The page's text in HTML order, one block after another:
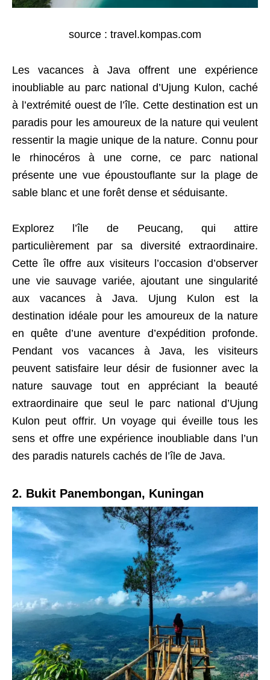
source : travel.kompas.com
Les vacances à Java offrent une expérience
inoubliable au parc national d’Ujung Kulon, caché
à l’extrémité ouest de l’île. Cette destination est un
paradis pour les amoureux de la nature qui veulent
ressentir la magie unique de la nature. Connu pour
le rhinocéros à une corne, ce parc national
présente une vue époustouflante sur la plage de
sable blanc et une forêt dense et séduisante.
Explorez l’île de Peucang, qui attire
particulièrement par sa diversité extraordinaire.
Cette île offre aux visiteurs l’occasion d’observer
une vie sauvage variée, ajoutant une singularité
aux vacances à Java. Ujung Kulon est la
destination idéale pour les amoureux de la nature
en quête d’une aventure d’expédition profonde.
Pendant vos vacances à Java, les visiteurs
peuvent satisfaire leur désir de fusionner avec la
nature sauvage tout en appréciant la beauté
extraordinaire que seul le parc national d’Ujung
Kulon peut offrir. Un voyage qui éveille tous les
sens et offre une expérience inoubliable dans l’un
des paradis naturels cachés de l’île de Java.
2. Bukit Panembongan, Kuningan